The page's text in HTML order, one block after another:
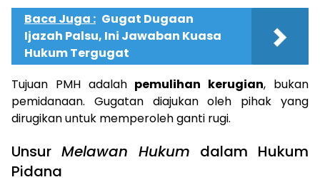
Baca Juga : Gugat Dugaan
Ijazah Palsu, Ini Jawaban Kuasa
Hukum Tergugat
Tujuan PMH adalah pemulihan kerugian, bukan
pemidanaan. Gugatan diajukan oleh pihak yang
dirugikan untuk memperoleh ganti rugi.
Unsur Melawan Hukum dalam Hukum
Pidana